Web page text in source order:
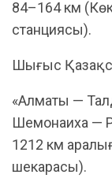
84–164 км
станциясы).
Шығыс
«Алматы —
Шемонаиха —
1212 км
шекарасы).